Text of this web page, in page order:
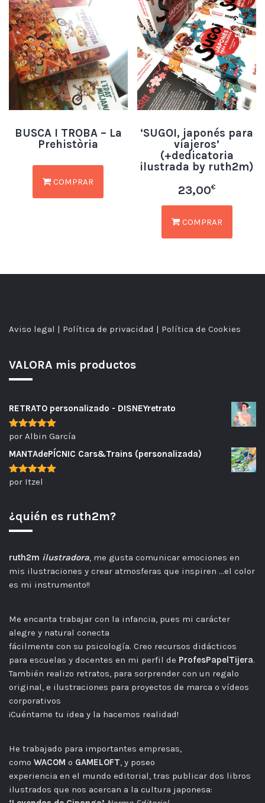
BUSCA I TROBA – La
Prehistòria
COMPRAR
‘SUGOI, japonés para
viajeros’
(+dedicatoria
ilustrada by ruth2m)
23,00€
COMPRAR
Aviso legal | Política de privacidad | Política de Cookies
VALORA mis productos
RETRATO personalizado - DISNEYretrato
Valorado
por Albin García
MANTAdePÍCNIC Cars&Trains (personalizada)
Valorado
por Itzel
¿quién es ruth2m?
ruth2m ilustradora, me gusta comunicar emociones en
mis ilustraciones y crear atmosferas que inspiren …el color
es mi instrumento!!
Me encanta trabajar con la infancia, pues mi carácter
alegre y natural conecta
fácilmente con su psicología. Creo recursos didácticos
para escuelas y docentes en mi perfil de ProfesPapelTijera.
También realizo retratos, para sorprender con un regalo
original, e ilustraciones para proyectos de marca o vídeos
corporativos
¡Cuéntame tu idea y la hacemos realidad!
He trabajado para importantes empresas,
como WACOM o GAMELOFT, y poseo
experiencia en el mundo editorial, tras publicar dos libros
ilustrados que nos acercan a la cultura japonesa: